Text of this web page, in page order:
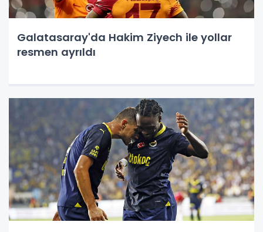
Galatasaray'da Hakim Ziyech ile yollar
resmen ayrıldı